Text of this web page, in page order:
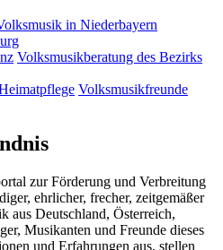
in Niederbayern
Volksmusikberatung des Bezirks
Volksmusikfreunde
zur Förderung und Verbreitung
ehrlicher, frecher, zeitgemäßer
aus Deutschland, Österreich,
Musikanten und Freunde dieses
und Erfahrungen aus, stellen